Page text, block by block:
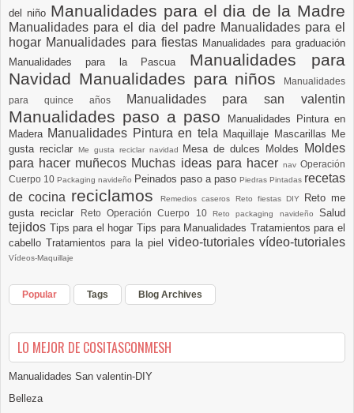
del niño Manualidades para el dia de la Madre
Manualidades para el dia del padre Manualidades para el
hogar Manualidades para fiestas Manualidades para graduación
Manualidades para la Pascua Manualidades para
Navidad Manualidades para niños
Manualidades
para quince años
Manualidades para san valentin
Manualidades paso a paso
Manualidades Pintura en
Madera Manualidades Pintura en tela Maquillaje Mascarillas Me
gusta reciclar
Me gusta reciclar navidad Mesa de dulces Moldes
Moldes
para hacer muñecos Muchas ideas para hacer nav Operación
Cuerpo 10 Packaging navideño Peinados paso a paso Piedras Pintadas recetas
de cocina reciclamosRemedios caseros Reto fiestas DIY
Reto me
gusta reciclar
Reto Operación Cuerpo 10Reto packaging navideñoSalud
tejidos Tips para el hogarTips para Manualidades Tratamientos para el
cabello Tratamientos para la piel video-tutoriales vídeo-tutoriales
Vídeos-Maquillaje
Popular Tags Blog Archives
LO MEJOR DE COSITASCONMESH
Manualidades San valentin-DIY
Belleza